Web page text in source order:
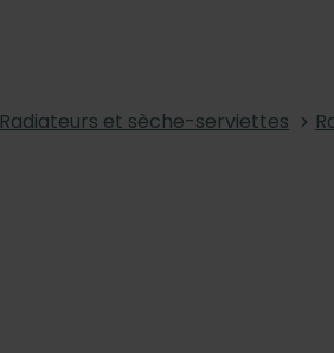
Radiateurs et sèche-serviettes